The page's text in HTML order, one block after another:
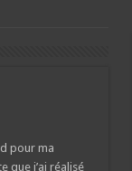
pour ma
que j’ai réalisé